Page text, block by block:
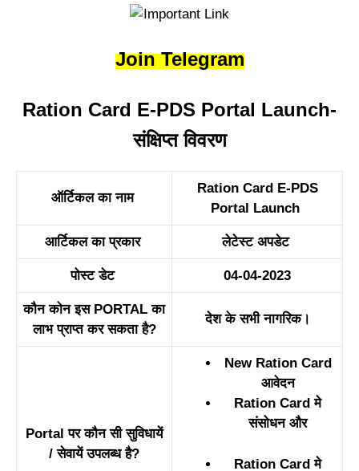
Join Telegram
Ration Card E-PDS Portal Launch-
संक्षिप्त विवरण
ऑर्टिकल का नाम
Ration Card E-PDS
Portal Launch
आर्टिकल का प्रकार लेटेस्ट अपडेट
पोस्ट डेट 04-04-2023
कौन कोन इस PORTAL का
लाभ प्राप्त कर सकता है?
देश के सभी नागरिक।
Portal पर कौन सी सुविधायें
/ सेवायें उपलब्ध है?
New Ration Card
आवेदन
Ration Card मे
संसोधन और
Ration Card मे